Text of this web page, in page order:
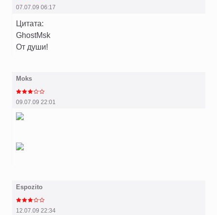
07.07.09 06:17
Цитата:
GhostMsk
От души!
Moks
09.07.09 22:01
Espozito
12.07.09 22:34